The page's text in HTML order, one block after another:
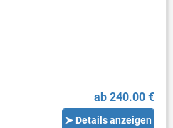
ab 240.00 €
➤ Details anzeigen